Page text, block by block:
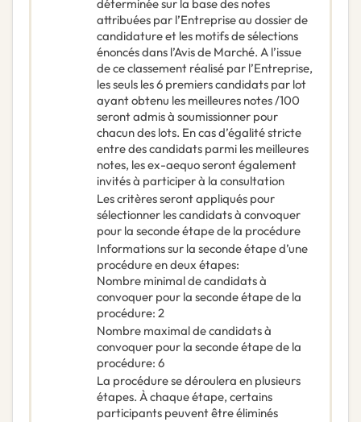
déterminée sur la base des notes
attribuées par l’Entreprise au dossier de
candidature et les motifs de sélections
énoncés dans l’Avis de Marché. A l’issue
de ce classement réalisé par l’Entreprise,
les seuls les 6 premiers candidats par lot
ayant obtenu les meilleures notes /100
seront admis à soumissionner pour
chacun des lots. En cas d’égalité stricte
entre des candidats parmi les meilleures
notes, les ex-aequo seront également
invités à participer à la consultation
Les critères seront appliqués pour
sélectionner les candidats à convoquer
pour la seconde étape de la procédure
Informations sur la seconde étape d’une
procédure en deux étapes:
Nombre minimal de candidats à
convoquer pour la seconde étape de la
procédure: 2
Nombre maximal de candidats à
convoquer pour la seconde étape de la
procédure: 6
La procédure se déroulera en plusieurs
étapes. À chaque étape, certains
participants peuvent être éliminés